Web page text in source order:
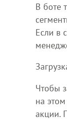
В боте
Если в
Чтобы
на
акции.